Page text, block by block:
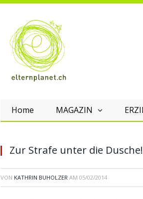
Home MAGAZIN
Zur Strafe unter die Dusche!
VON KATHRIN BUHOLZER AM 05/02/2014